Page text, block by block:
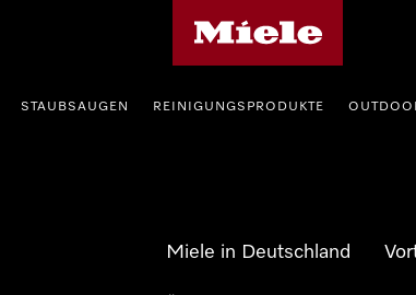
STAUBSAUGEN REINIGUNGSPRODUKTE
Miele in Deutschland